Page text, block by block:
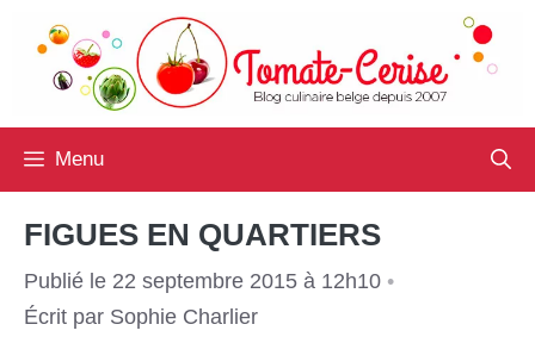
contenu
Menu
FIGUES EN QUARTIERS
Publié le 22 septembre 2015 à 12h10 •
Écrit par Sophie Charlier